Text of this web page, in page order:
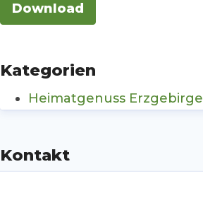
Download
Kategorien
Heimatgenuss Erzgebirge
Kontakt